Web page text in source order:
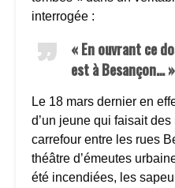
interrogée :
« En ouvrant ce
est à Besançon…
Le 18 mars dernier en
d’un jeune qui faisait
carrefour entre les rues
théâtre d’émeutes
été incendiées, les